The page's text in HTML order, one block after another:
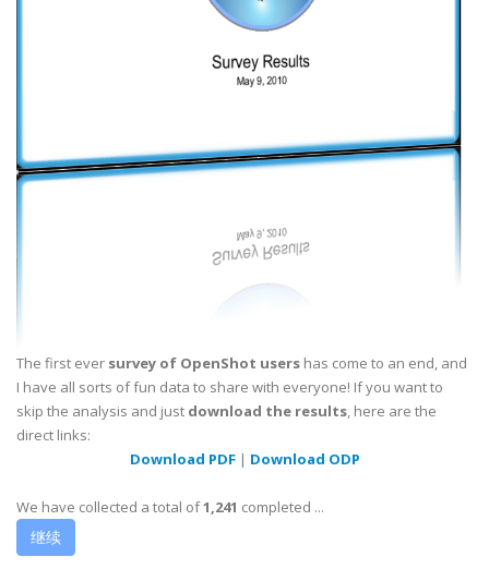
The first ever survey of OpenShot users has come to an end, and
I have all sorts of fun data to share with everyone! If you want to
skip the analysis and just download the results, here are the
direct links:
Download PDF| Download ODP
We have collected a total of1,241 completed ...
继续